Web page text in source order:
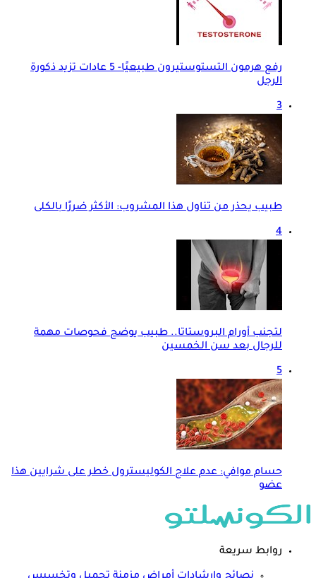
رفع هرمون التستوستيرون طبيعيًا- 5 عادات تزيد ذكورة
الرجل
3
طبيب يحذر من تناول هذا المشروب: الأكثر ضررًا بالكلى
4
لتجنب أورام البروستاتا.. طبيب يوضح فحوصات مهمة
للرجال بعد سن الخمسين
5
حسام موافي: عدم علاج الكوليسترول خطر على شرايين هذا
عضو
روابط سريعة